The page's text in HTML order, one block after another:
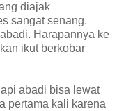
diajak
sangat senang.
Harapannya ke
ikut berkobar
abadi bisa lewat
pertama kali karena